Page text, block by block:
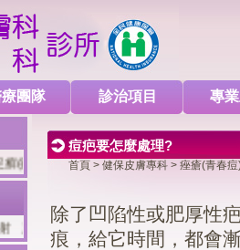
團隊 診治項目 專
(香港腳) 冬季濕疹(乾燥性濕疹) 病毒疣
麗芙音波(Liftsonic) 十倍電波 八倍淨膚
痘疤要怎麼處理?
首頁 > 健保皮膚專科 > 痤瘡(青春痘
除了凹陷性或肥厚性
痕，給它時間，都會